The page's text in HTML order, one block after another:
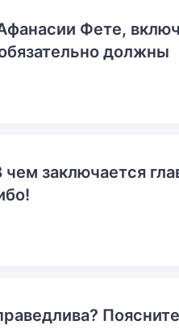
Фете,
должны
заключается